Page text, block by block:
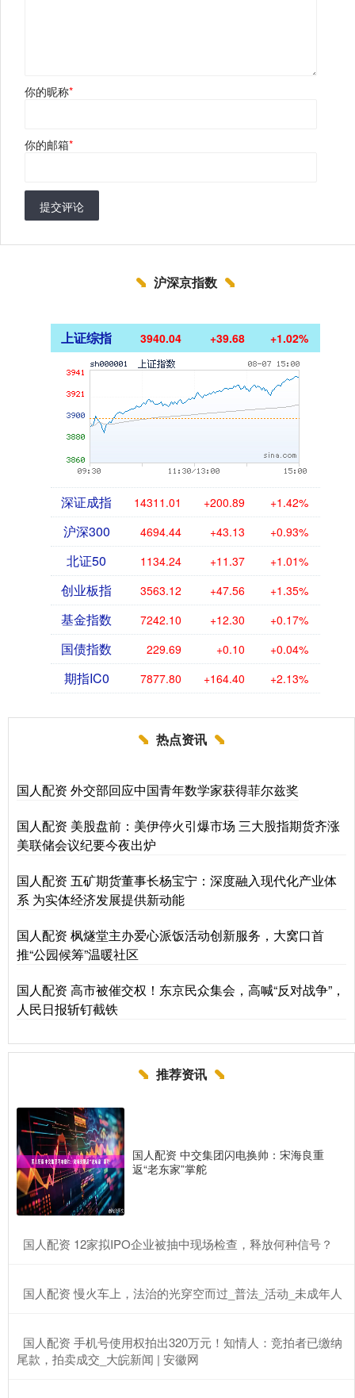
你的昵称*
你的邮箱*
提交评论
沪深京指数
上证综指 3940.04 +39.68 +1.02%
深证成指 14311.01 +200.89 +1.42%
沪深300 4694.44 +43.13 +0.93%
北证50 1134.24 +11.37 +1.01%
创业板指 3563.12 +47.56 +1.35%
基金指数 7242.10 +12.30 +0.17%
国债指数 229.69 +0.10 +0.04%
期指IC0 7877.80 +164.40 +2.13%
热点资讯
国人配资 外交部回应中国青年数学家获得菲尔兹奖
国人配资 美股盘前：美伊停火引爆市场 三大股指期货齐涨
美联储会议纪要今夜出炉
国人配资 五矿期货董事长杨宝宁：深度融入现代化产业体
系 为实体经济发展提供新动能
国人配资 枫燧堂主办爱心派饭活动创新服务，大窝口首
推“公园候筹”温暖社区
国人配资 高市被催交权！东京民众集会，高喊“反对战争”，
人民日报斩钉截铁
推荐资讯
国人配资 中交集团闪电换帅：宋海良重
返“老东家”掌舵
​国人配资 12家拟IPO企业被抽中现场检查，释放何种信号？
​国人配资 慢火车上，法治的光穿空而过_普法_活动_未成年人
​国人配资 手机号使用权拍出320万元！知情人：竞拍者已缴纳
尾款，拍卖成交_大皖新闻 | 安徽网